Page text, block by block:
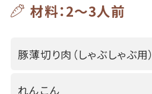
材料：2～3人前
豚薄切り肉（しゃぶしゃぶ用）
れんこん